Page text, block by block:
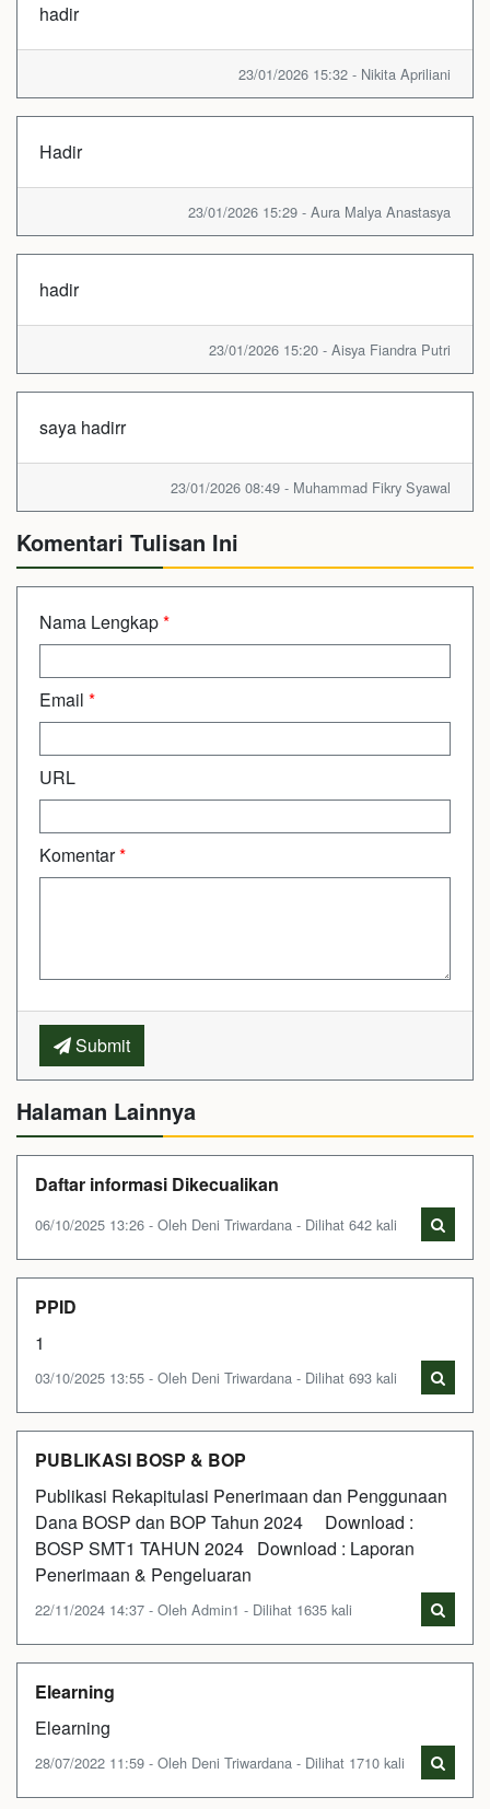
hadir
23/01/2026 15:32 - Nikita Apriliani
Hadir
23/01/2026 15:29 - Aura Malya Anastasya
hadir
23/01/2026 15:20 - Aisya Fiandra Putri
saya hadirr
23/01/2026 08:49 - Muhammad Fikry Syawal
Komentari Tulisan Ini
Nama Lengkap*
Email *
URL
Komentar*
Submit
Halaman Lainnya
Daftar informasi Dikecualikan
06/10/2025 13:26 - Oleh Deni Triwardana - Dilihat 642 kali
PPID
1
03/10/2025 13:55 - Oleh Deni Triwardana - Dilihat 693 kali
PUBLIKASI BOSP & BOP
Publikasi Rekapitulasi Penerimaan dan Penggunaan
Dana BOSP dan BOP Tahun 2024 Download :
BOSP SMT1 TAHUN 2024 Download : Laporan
Penerimaan & Pengeluaran
22/11/2024 14:37 - Oleh Admin1 - Dilihat 1635 kali
Elearning
Elearning
28/07/2022 11:59 - Oleh Deni Triwardana - Dilihat 1710 kali